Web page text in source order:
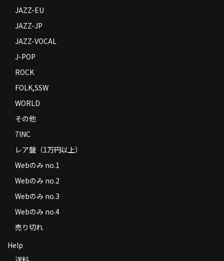
JAZZ-EU
JAZZ-JP
JAZZ-VOCAL
J-POP
ROCK
FOLK,SSW
WORLD
その他
7INC
レア盤（1万円以上）
Webのみ no.1
Webのみ no.2
Webのみ no.3
Webのみ no.4
売り切れ
Help